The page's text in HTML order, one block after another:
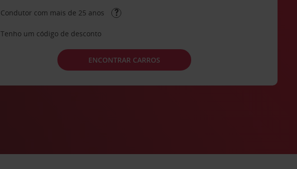
Condutor com mais de 25 anos
Tenho um código de desconto
ENCONTRAR CARROS